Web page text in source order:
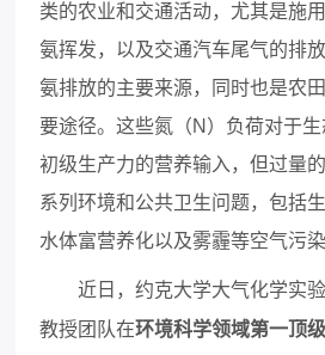
类的农业和交通活动，尤其是施
氨挥发，以及交通汽车尾气的排
氨排放的主要来源，同时也是农
要途径。这些氮（N）负荷对于
初级生产力的营养输入，但过量
系列环境和公共卫生问题，包括
水体富营养化以及雾霾等空气污染
近日，约克大学大气化学实
教授团队在环境科学领域第一顶